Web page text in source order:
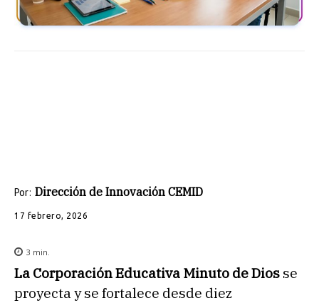
Por: Dirección de Innovación CEMID
17 febrero, 2026
3 min.
La Corporación Educativa Minuto de Dios se
proyecta y se fortalece desde diez